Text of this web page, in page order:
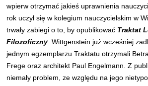
wpierw otrzymać jakieś uprawnienia
rok uczył się w kolegium nauczycielskim w
trwały zabiegi o to, by opublikować Traktat
Filozoficzny. Wittgenstein już wcześniej
jednym egzemplarzu Traktatu otrzymali
Frege oraz architekt Paul Engelmann. Z
niemały problem, ze względu na jego